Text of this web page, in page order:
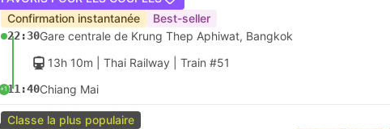
Confirmation instantanée
Best-seller
22:30Gare centrale de Krung Thep Aphiwat, Bangkok
13h 10m | Thai Railway Train #51
+111:40Chiang Mai
Classe la plus populaire